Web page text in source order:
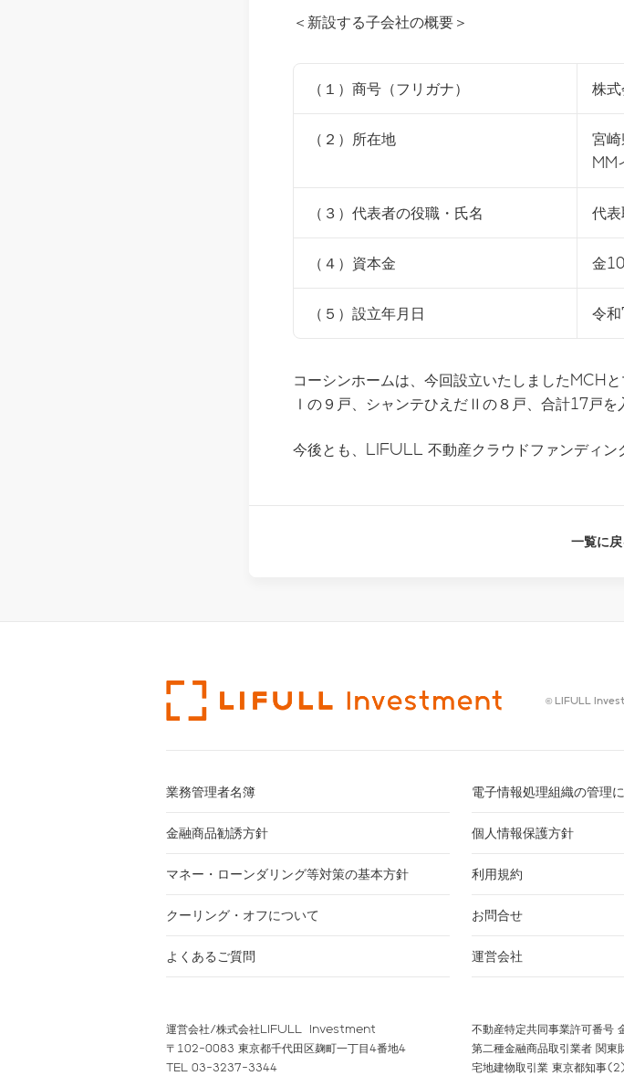
＜新設する子会社の概要＞
（１）商号（フリガナ） 株式
（２）所在地
宮
MM
（３）代表者の役職・氏名 代
（４）資本金 金
（５）設立年月日 令
コーシンホームは、今回設立いたしましたMCH
Ⅰの９戸、シャンテひえだⅡの８戸、合計17戸を
今後とも、LIFULL 不動産クラウドファンディン
一覧に戻
© LIFULL
業務管理者名簿 電子情報処理組織の管理
金融商品勧誘方針 個人情報保護方針
マネー・ローンダリング等対策の基本方針 利用規約
クーリング・オフについて お問合せ
よくあるご質問 運営会社
運営会社/株式会社LIFULL Investment
〒102-0083 東京都千代田区麹町一丁目4番地4
TEL 03-3237-3344
不動産特定共同事業許可番号
第二種金融商品取引業者 関
宅地建物取引業 東京都知事